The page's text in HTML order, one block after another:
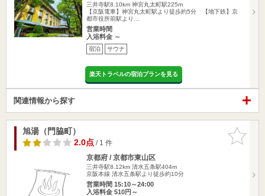
三井寺駅8.10km 神宮丸太町駅225m
【京阪電車】神宮丸太町駅より徒歩約5分 【地下鉄】京
都市役所前駅より…
営業時間
入浴料金 ～
宿泊 サウナ
楽天トラベルの宿泊プランを見る
関連情報から探す
お気に入
りに追加
旭湯（門脇町）
2.0点/ 1 件
京都府 / 京都市東山区
三井寺駅8.12km 清水五条駅404m
京阪本線 清水五条駅より徒歩約10分
営業時間 15:10～24:00
入浴料金 510円～